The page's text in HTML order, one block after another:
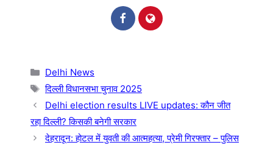
Categories
Delhi News
Tags
दिल्ली विधानसभा चुनाव 2025
Delhi election results LIVE updates: कौन जीत
रहा दिल्ली? किसकी बनेगी सरकार
देहरादून: होटल में युवती की आत्महत्या, प्रेमी गिरफ्तार – पुलिस